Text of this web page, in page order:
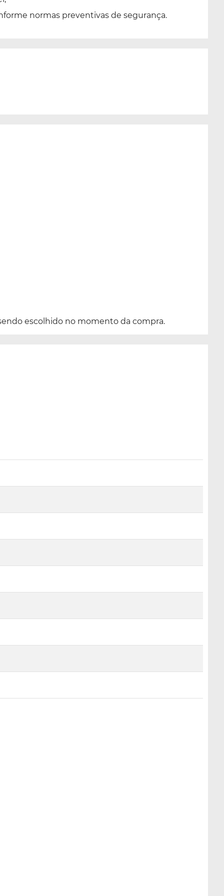
normas preventivas de segurança.
escolhido no momento da compra.